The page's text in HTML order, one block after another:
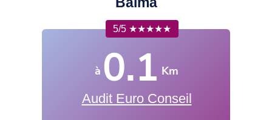
5/5 ★★★★★
à 0.1 Km
Audit Euro Conseil